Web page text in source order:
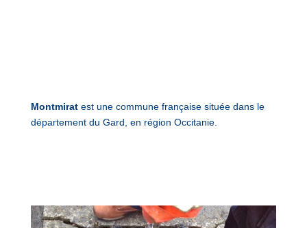
Montmiratest une commune française située dans le
département du Gard, en région Occitanie.